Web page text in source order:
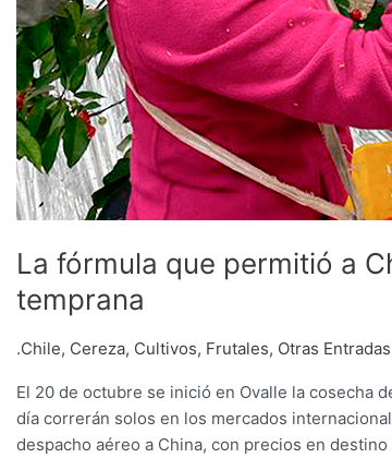
La fórmula que permitió a
temprana
.Chile, Cereza, Cultivos, Frutales, Otras Entradas
El 20 de octubre se inició en Ovalle la cosecha
día correrán solos en los mercados
despacho aéreo a China, con precios en